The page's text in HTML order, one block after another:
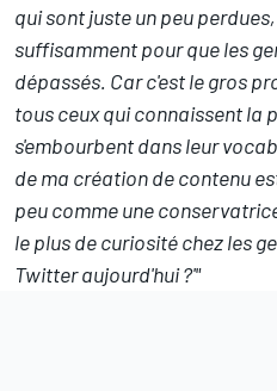
qui sont juste un peu
suffisamment pour que les
dépassés. Car c'est le gros
tous ceux qui connaissent la
s'embourbent dans leur
de ma création de contenu
peu comme une
le plus de curiosité chez les
Twitter aujourd'hui ?'"